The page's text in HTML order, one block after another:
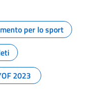
per lo sport
2023